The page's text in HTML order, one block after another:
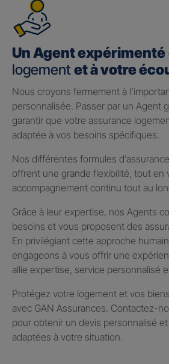
Un Agent expérimenté
logement et à votre
Nous croyons fermement à
personnalisée. Passer par un Agent
garantir que votre assurance
adaptée à vos besoins spécifiques.
Nos différentes formules
offrent une grande flexibilité, tout en
accompagnement continu tout au
Grâce à leur expertise, nos Agents
besoins et vous proposent des
En privilégiant cette approche
engageons à vous offrir une
allie expertise, service personnalisé
Protégez votre logement et vos
avec GAN Assurances. Contactez-
pour obtenir un devis personnalisé
adaptées à votre situation.